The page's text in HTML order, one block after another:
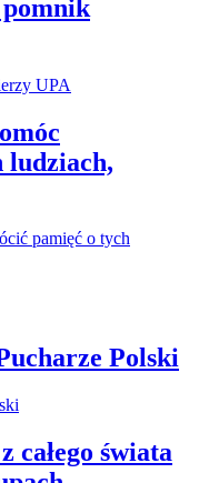
pomnik
ludziach,
Polski
całego świata